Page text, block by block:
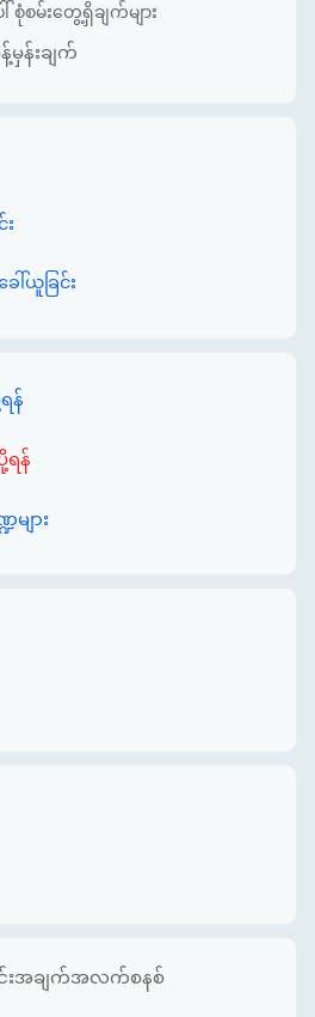
စုံစမ်းတွေ့ရှိချက်များ
မှန်းချက်
ါ်ယူခြင်း
န်
ရန်
များ
င်းအချက်အလက်စနစ်